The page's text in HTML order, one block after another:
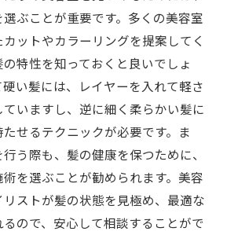
ぶことが重要です。多くの美容室
ットやカラーリングを提案してく
特性を知っておくと良いでしょ
い髪には、レイヤーを入れて軽さ
いますし、逆に細く柔らかい髪に
せるテクニックが必要です。ま
う際も、髪の健康を保つために、
を選ぶことが勧められます。美容
ストが髪の状態を見極め、最適な
ので、安心して相談することがで